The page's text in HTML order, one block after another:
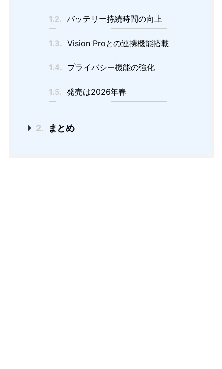
1.2. バッテリー持続時間の向上
1.3. Vision Proとの連携機能搭載
1.4. プライバシー機能の強化
1.5. 発売は2026年春
2. まとめ